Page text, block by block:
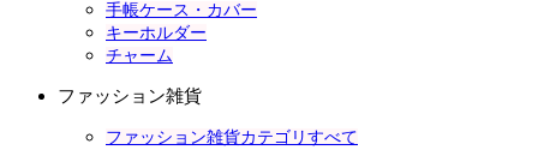
手帳ケース・カバー
キーホルダー
チャーム
ファッション雑貨
ファッション雑貨カテゴリすべて